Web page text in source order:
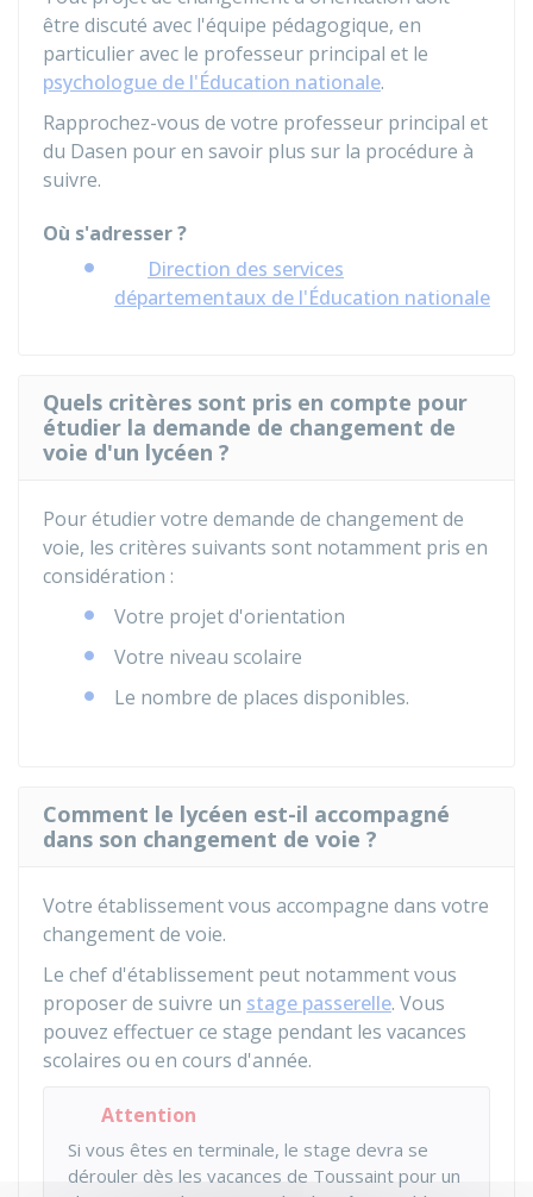
être discuté avec l'équipe pédagogique, en
particulier avec le professeur principal et le
psychologue de l'Éducation nationale.
Rapprochez-vous de votre professeur principal et
du Dasen pour en savoir plus sur la procédure à
suivre.
Où s'adresser ?
Direction des services
départementaux de l'Éducation nationale
Quels critères sont pris en compte pour
étudier la demande de changement de
voie d'un lycéen ?
Pour étudier votre demande de changement de
voie, les critères suivants sont notamment pris en
considération :
Votre projet d'orientation
Votre niveau scolaire
Le nombre de places disponibles.
Comment le lycéen est-il accompagné
dans son changement de voie ?
Votre établissement vous accompagne dans votre
changement de voie.
Le chef d'établissement peut notamment vous
proposer de suivre un stage passerelle. Vous
pouvez effectuer ce stage pendant les vacances
scolaires ou en cours d'année.
Attention
Si vous êtes en terminale, le stage devra se
dérouler dès les vacances de Toussaint pour un